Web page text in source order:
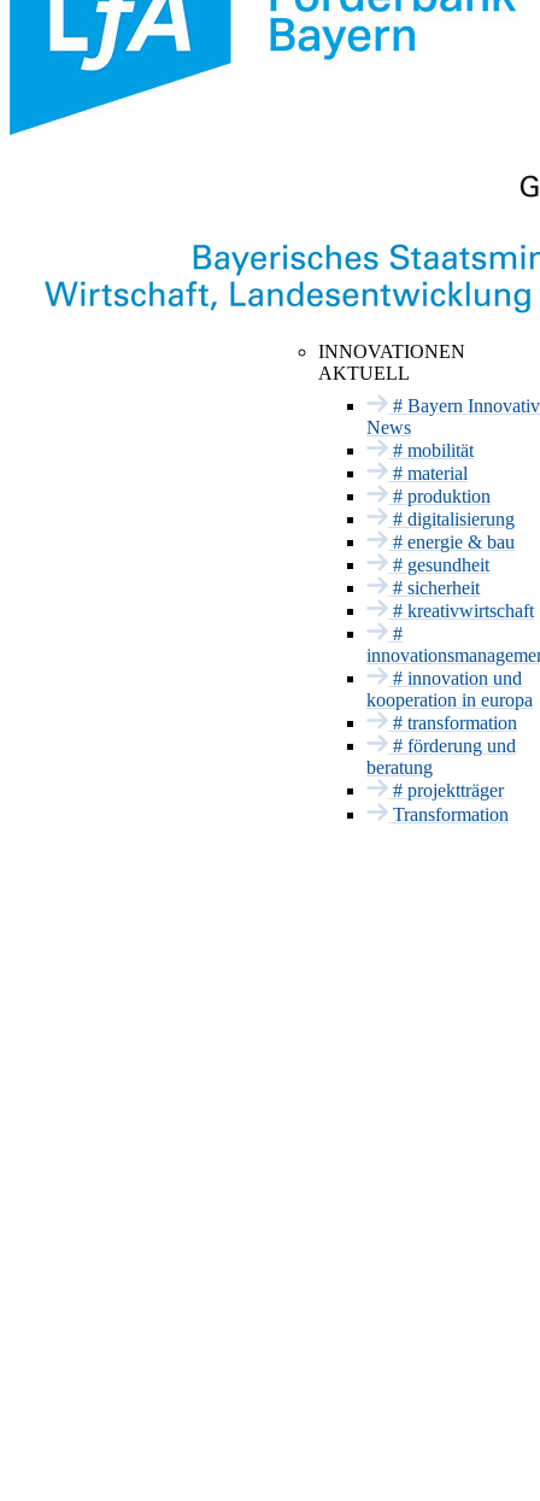
Material
Produktion
Digitalisierung
Energie & Bau
Gesundheit
Sicherheit
INNOVATIONSSERVICES
Förderung und
Beratung
Projektträger
Patente & CE
Europa und
International
Transformation
Hier findet Innovation statt
Anstehende
Termine
Vergangene
Termine
Messeauftritt mit
Bayern Innovativ
INNOVATIONEN
AKTUELL
# Bayern Innovativ
News
# mobilität
# material
# produktion
# digitalisierung
# energie & bau
# gesundheit
# sicherheit
# kreativwirtschaft
#
# innovation und
kooperation in europa
# transformation
# förderung und
beratung
# projektträger